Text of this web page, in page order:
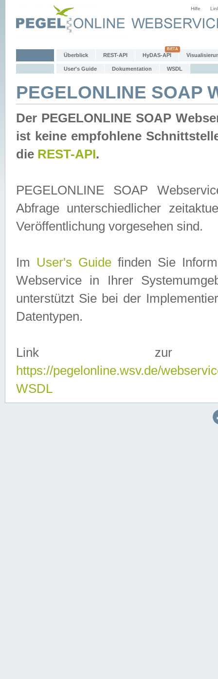
Hilfe
Überblick REST-API HyDAS-API
User's Guide Dokumentation WSDL
PEGELONLINE SOAP
Der PEGELONLINE SOAP
ist keine empfohlene
die REST-API.
PEGELONLINE SOAP
Abfrage unterschiedlicher
Veröffentlichung vorgesehen sind.
Im User's Guidefinden Sie
Webservice in Ihrer
unterstützt Sie bei der
Datentypen.
Link zur
https://pegelonline.wsv.de/
WSDL